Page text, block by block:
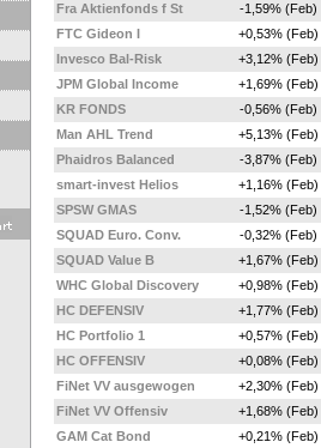
Fra Aktienfonds f St
-1,59% (Feb)
FTC Gideon I
+0,53% (Feb)
Invesco Bal-Risk
+3,12% (Feb)
JPM Global Income
+1,69% (Feb)
KR FONDS
-0,56% (Feb)
Man AHL Trend
+5,13% (Feb)
Phaidros Balanced
-3,87% (Feb)
smart-invest Helios
+1,16% (Feb)
SPSW GMAS
-1,52% (Feb)
SQUAD Euro. Conv.
-0,32% (Feb)
SQUAD Value B
+1,67% (Feb)
WHC Global Discovery
+0,98% (Feb)
HC DEFENSIV
+1,77% (Feb)
HC Portfolio 1
+0,57% (Feb)
HC OFFENSIV
+0,08% (Feb)
FiNet VV ausgewogen
+2,30% (Feb)
FiNet VV Offensiv
+1,68% (Feb)
GAM Cat Bond
+0,21% (Feb)